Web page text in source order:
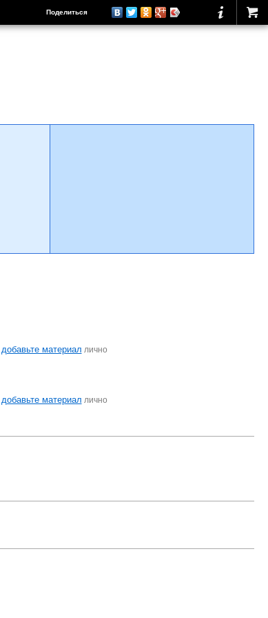
Поделиться
добавьте материал лично
добавьте материал лично